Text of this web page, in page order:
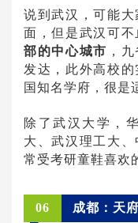
说到武汉，可能
面，但是武汉可
部的中心城市 ，
发达，此外高校
国知名学府，很是
除了武汉大学，
大、武汉理工大
常受考研童鞋喜欢
06 成都：天